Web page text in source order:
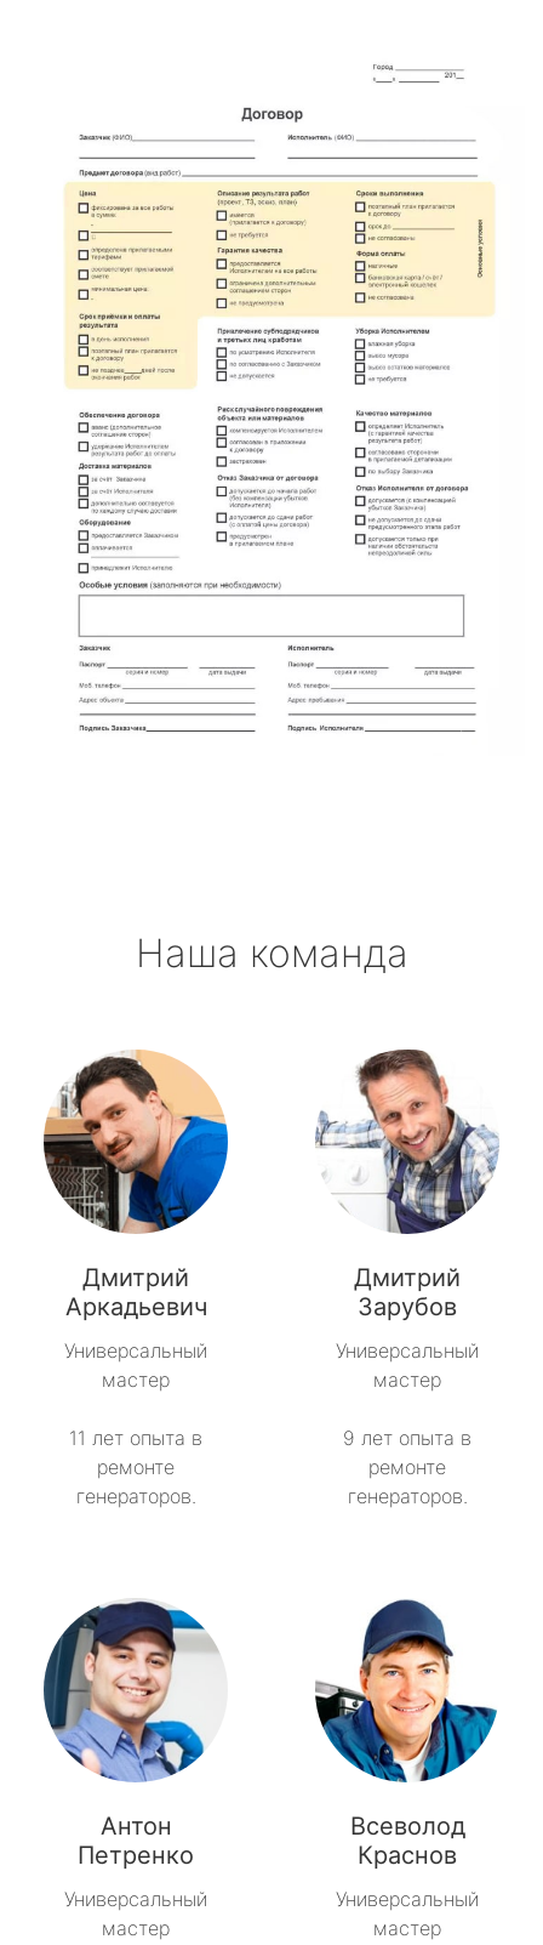
Наша команда
Дмитрий
Аркадьевич
Универсальный
мастер
11 лет опыта в
ремонте
генераторов.
Дмитрий
Зарубов
Универсальный
мастер
9 лет опыта в
ремонте
генераторов.
Антон
Петренко
Универсальный
мастер
Всеволод
Краснов
Универсальный
мастер